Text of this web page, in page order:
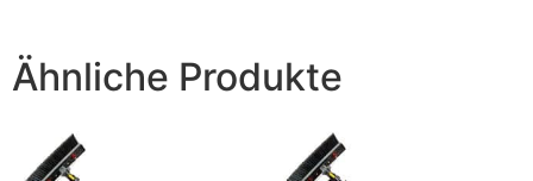
Ähnliche Produkte